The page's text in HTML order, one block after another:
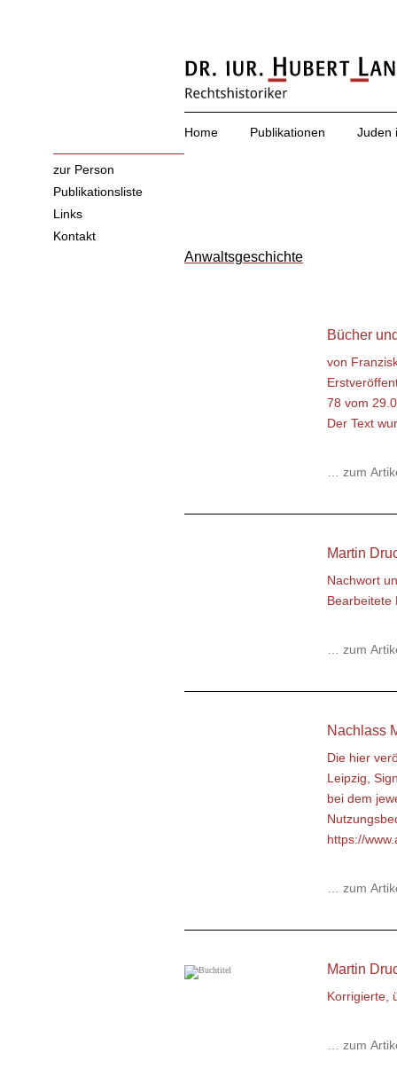
Home Publikationen Juden
Anwaltsgeschichte
Bücher
von
78 vom
Der Text
… zum
Martin
Nachwort
Bearbeitete
… zum
Nachlass
Die hier
Leipzig,
bei dem
https://
… zum
Martin
Korrigierte,
… zum
zur Person
Publikationsliste
Links
Kontakt